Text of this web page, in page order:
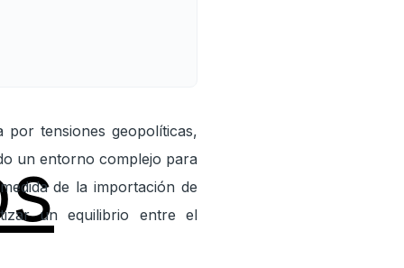
por tensiones geopolíticas,
un entorno complejo para
de la importación de
un equilibrio entre el